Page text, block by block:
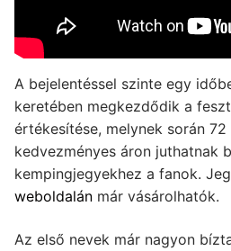
A bejelentéssel szinte egy
keretében megkezdődik a
értékesítése, melynek során
kedvezményes áron juthatnak
kempingjegyekhez a fanok.
weboldalán már vásárolhatók.
Az első nevek már nagyon